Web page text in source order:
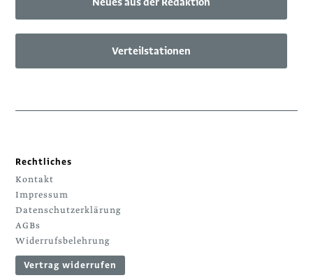
Verteilstationen
Rechtliches
Kontakt
Impressum
Datenschutzerklärung
AGBs
Widerrufsbelehrung
Vertrag widerrufen